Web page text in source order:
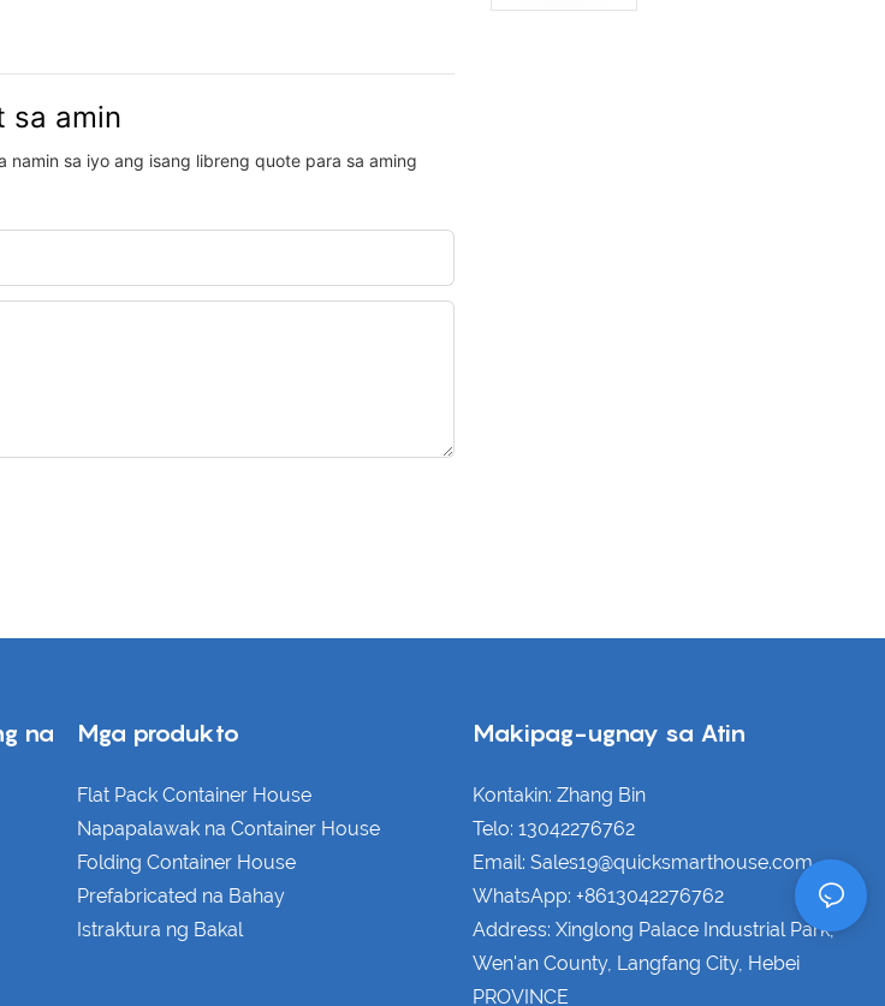
sa amin
sa iyo ang isang libreng quote para sa aming
na
Mga produkto
Flat Pack Container House
Napapalawak na Container House
Folding Container House
Prefabricated na Bahay
Istraktura ng Bakal
Makipag-ugnay sa Atin
Kontakin: Zhang Bin
Telo: 13042276762
Email: Sales19@quicksmarthouse.com
WhatsApp: +8613042276762
Address: Xinglong Palace Industrial Park,
Wen'an County, Langfang City, Hebei
PROVINCE